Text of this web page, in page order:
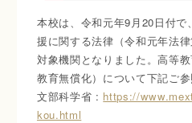
本校は、令和元年9月20日付で
援に関する法律（令和元年法
対象機関となりました。高等
教育無償化）について下記ご参
文部科学省 : https://
kou.html